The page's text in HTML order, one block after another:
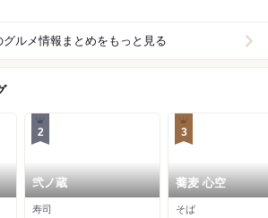
グルメ情報まとめをもっと見る
2
弐ノ蔵
寿司
3
蕎麦 心空
そば